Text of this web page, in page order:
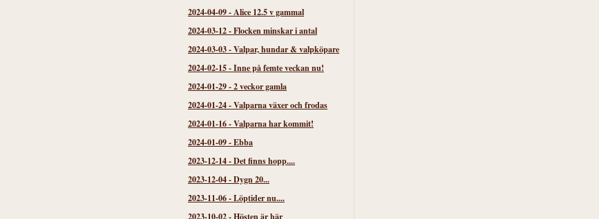
2024-04-09-Alice 12.5 v gammal
2024-03-12-Flocken minskar i antal
2024-03-03-Valpar, hundar & valpköpare
2024-02-15-Inne på femte veckan nu!
2024-01-29-2 veckor gamla
2024-01-24-Valparna växer och frodas
2024-01-16-Valparna har kommit!
2024-01-09-Ebba
2023-12-14-Det finns hopp....
2023-12-04-Dygn 20...
2023-11-06-Löptider nu....
2023-10-02-Hösten är här